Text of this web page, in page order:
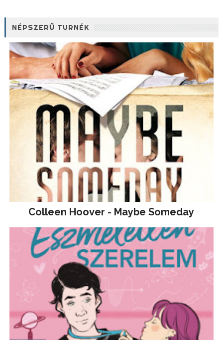
NÉPSZERŰ TURNÉK
Colleen Hoover - Maybe Someday